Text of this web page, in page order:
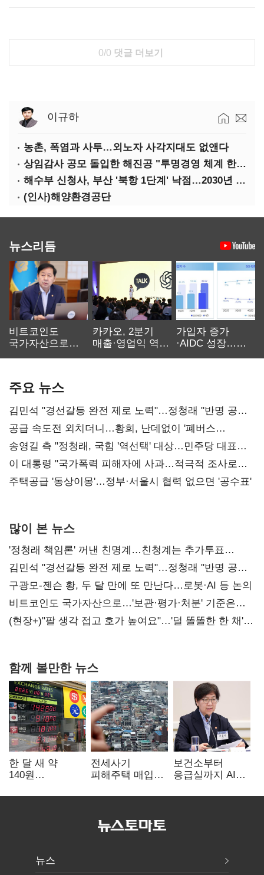
0/0 댓글 더보기
이규하
농촌, 폭염과 사투…외노자 사각지대도 없앤다
상임감사 공모 돌입한 해진공 "투명경영 체계 한층 강화"
해수부 신청사, 부산 '북항 1단계' 낙점…2030년 완공 목표
(인사)해양환경공단
뉴스리듬
비트코인도
국가자산으로…'
카카오, 2분기
매출·영업익 역대
가입자 증가
·AIDC 성장…
주요 뉴스
김민석 "경선갈등 완전 제로 노력"…정청래 "반명 공세
사과부터"
공급 속도전 외치더니…황희, 난데없이 '폐버스
리모델링' 제안
송영길 측 "정청래, 국힘 '역선택' 대상…민주당 대표로
총선 지휘 못해"
이 대통령 "국가폭력 피해자에 사과…적극적 조사로
진실 밝혀야"
주택공급 '동상이몽'…정부·서울시 협력 없으면 '공수표'
많이 본 뉴스
'정청래 책임론' 꺼낸 친명계…친청계는 추가투표
때리기
김민석 "경선갈등 완전 제로 노력"…정청래 "반명 공세
사과부터"
구광모-젠슨 황, 두 달 만에 또 만난다…로봇·AI 등 논의
비트코인도 국가자산으로…'보관·평가·처분' 기준은
숙제
(현장+)"팔 생각 접고 호가 높여요"…'덜 똘똘한 한 채'
함께 볼만한 뉴스
한 달 새 약
140원
엔저'에 원화
전세사기
피해주택 매입
누적 피해자
보건소부터
응급실까지 AI
혁신 본격화
뉴스